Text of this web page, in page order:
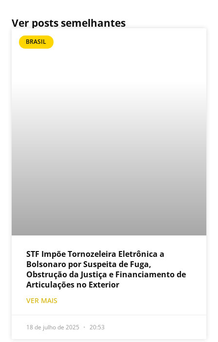
Ver posts semelhantes
BRASIL
STF Impõe Tornozeleira Eletrônica a
Bolsonaro por Suspeita de Fuga,
Obstrução da Justiça e Financiamento de
Articulações no Exterior
VER MAIS
18 de julho de 2025 20:53